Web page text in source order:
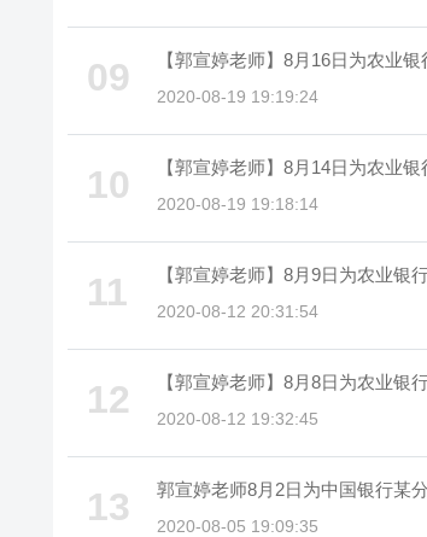
09 【郭宣婷老师】8月16日为农业
2020-08-19 19:19:24
10 【郭宣婷老师】8月14日为农业
2020-08-19 19:18:14
11 【郭宣婷老师】8月9日为农业银
2020-08-12 20:31:54
12 【郭宣婷老师】8月8日为农业银
2020-08-12 19:32:45
13 郭宣婷老师8月2日为中国银行某
2020-08-05 19:09:35